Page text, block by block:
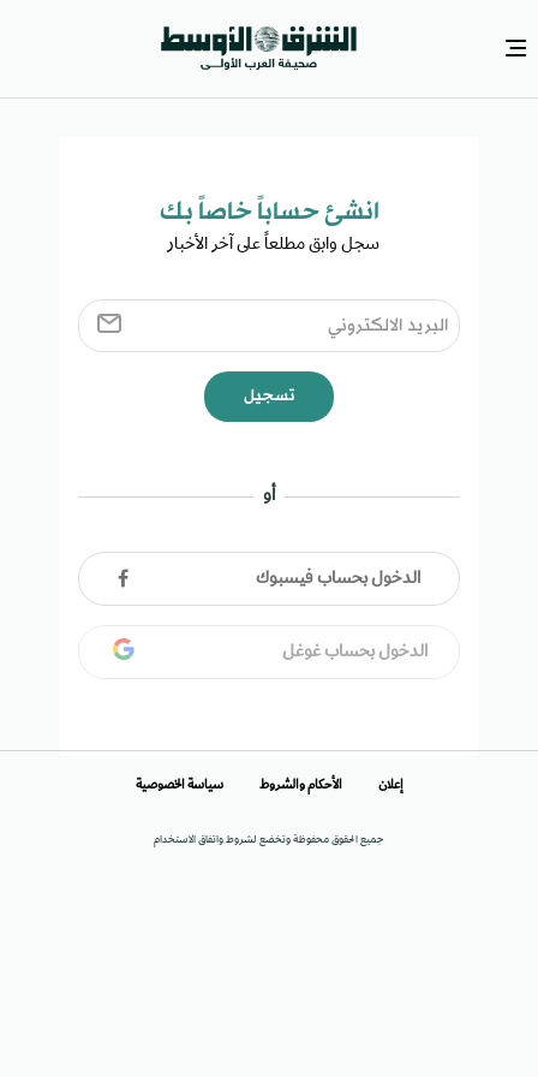
انشئ حساباً خاصاً بك​
سجل وابق مطلعاً على آخر الأخبار ​
تسجيل
أو
الدخول بحساب فيسبوك
الدخول بحساب غوغل
جميع الحقوق محفوظة وتخضع لشروط واتفاق الاستخدام
إعلان الأحكام والشروط سياسة الخصوصية